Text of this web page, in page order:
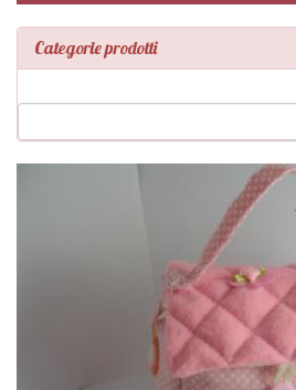
Categorie prodotti